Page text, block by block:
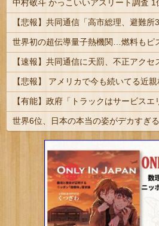
世界6位、日本の本当の姿がデカすぎる